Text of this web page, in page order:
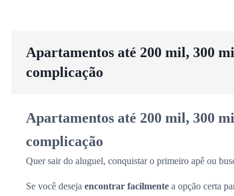
Apartamentos até 200 mil, 300
complicação
Apartamentos até 200 mil, 300
complicação
Quer sair do aluguel, conquistar o primeiro apê ou
Se você deseja encontrar facilmente a opção certa